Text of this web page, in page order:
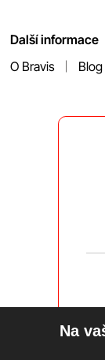
Další informace
O Bravis
Blog
Na